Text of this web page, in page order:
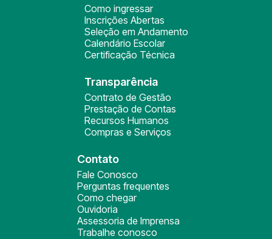
Como ingressar
Inscrições Abertas
Seleção em Andamento
Calendário Escolar
Certificação Técnica
Transparência
Contrato de Gestão
Prestação de Contas
Recursos Humanos
Compras e Serviços
Contato
Fale Conosco
Perguntas frequentes
Como chegar
Ouvidoria
Assessoria de Imprensa
Trabalhe conosco